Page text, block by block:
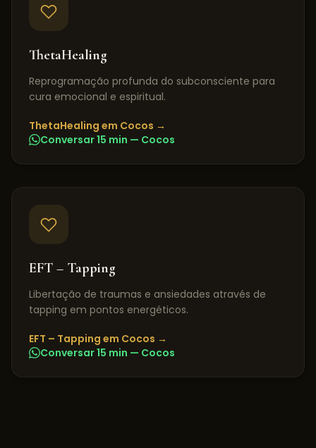
ThetaHealing
Reprogramação profunda do subconsciente para
cura emocional e espiritual.
ThetaHealing em Cocos →
Conversar 15 min — Cocos
EFT – Tapping
Libertação de traumas e ansiedades através de
tapping em pontos energéticos.
EFT – Tapping em Cocos →
Conversar 15 min — Cocos